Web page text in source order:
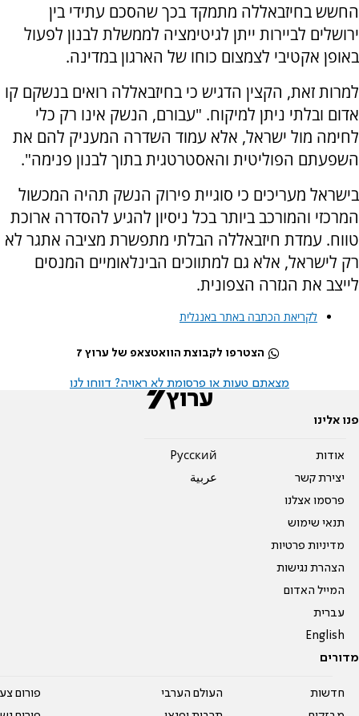
החשש בחיזבאללה מתמקד בכך שהסכם עתידי בין
ירושלים לביירות ייתן לגיטימציה לממשלת לבנון לפעול
באופן אקטיבי לצמצום כוחו של הארגון במדינה.
למרות זאת, הקצין הדגיש כי בחיזבאללה רואים בנשקם קו
אדום ובלתי ניתן למיקוח. "עבורם, הנשק אינו רק כלי
לחימה מול ישראל, אלא עמוד השדרה המעניק להם את
השפעתם הפוליטית והאסטרטגית בתוך לבנון פנימה".
בישראל מעריכים כי סוגיית פירוק הנשק תהיה המכשול
המרכזי והמורכב ביותר בכל ניסיון להגיע להסדרה ארוכת
טווח. עמדת חיזבאללה הבלתי מתפשרת מציבה אתגר לא
רק לישראל, אלא גם למתווכים הבינלאומיים המנסים
לייצב את הגזרה הצפונית.
לקריאת הכתבה באתר באנגלית
הצטרפו לקבוצת הוואטצאפ של ערוץ 7
מצאתם טעות או פרסומת לא ראויה? דווחו לנו
פנו אלינו
אודות
יצירת קשר
פרסמו אצלנו
תנאי שימוש
מדיניות פרטיות
הצהרת נגישות
המייל האדום
עברית
English
Pусский
عربية
מדורים
חדשות
העולם הערבי
פורום